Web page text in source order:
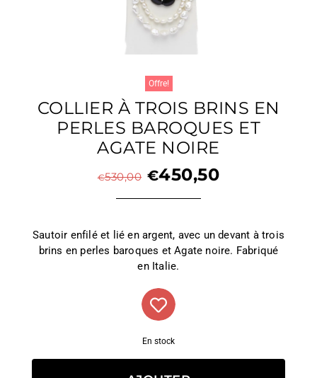
Offre!
COLLIER À TROIS BRINS EN
PERLES BAROQUES ET
AGATE NOIRE
€530,00 €450,50
Sautoir enfilé et lié en argent, avec un devant à trois
brins en perles baroques et Agate noire. Fabriqué
en Italie.
En stock